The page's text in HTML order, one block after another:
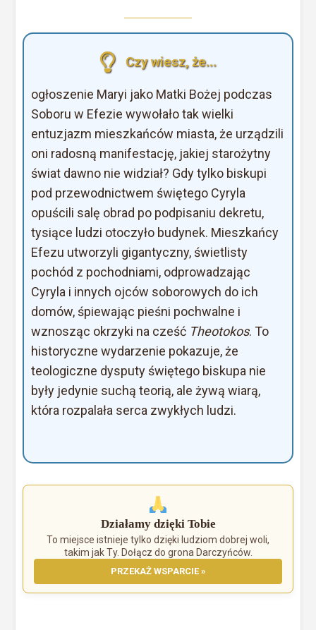
Czy wiesz, że...
ogłoszenie Maryi jako Matki Bożej podczas
Soboru w Efezie wywołało tak wielki
entuzjazm mieszkańców miasta, że urządzili
oni radosną manifestację, jakiej starożytny
świat dawno nie widział? Gdy tylko biskupi
pod przewodnictwem świętego Cyryla
opuścili salę obrad po podpisaniu dekretu,
tysiące ludzi otoczyło budynek. Mieszkańcy
Efezu utworzyli gigantyczny, świetlisty
pochód z pochodniami, odprowadzając
Cyryla i innych ojców soborowych do ich
domów, śpiewając pieśni pochwalne i
wznosząc okrzyki na cześć Theotokos. To
historyczne wydarzenie pokazuje, że
teologiczne dysputy świętego biskupa nie
były jedynie suchą teorią, ale żywą wiarą,
która rozpalała serca zwykłych ludzi.
Działamy dzięki Tobie
To miejsce istnieje tylko dzięki ludziom dobrej woli,
takim jak Ty. Dołącz do grona Darczyńców.
PRZEKAŻ WSPARCIE »